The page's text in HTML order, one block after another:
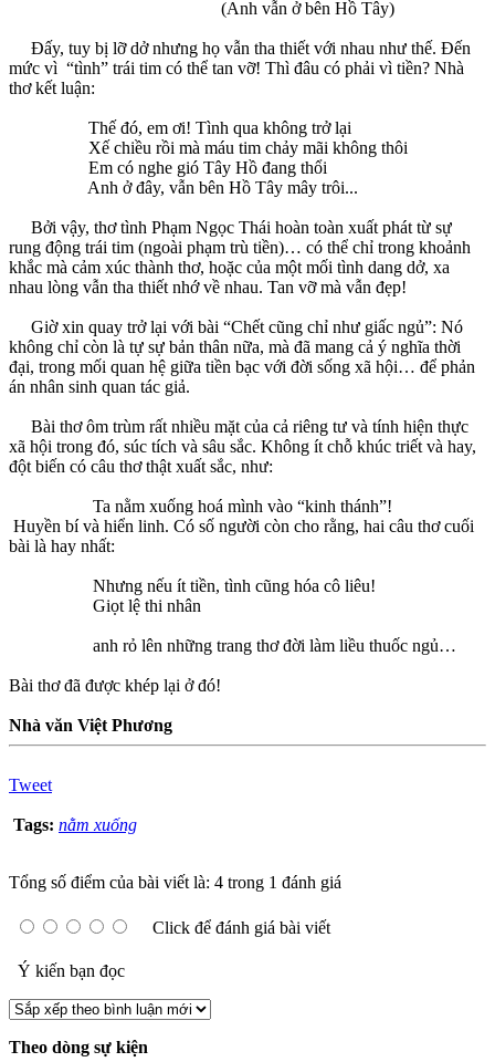
(Anh vẫn ở bên Hồ Tây)
Đấy, tuy bị lỡ dở nhưng họ vẫn tha thiết với nhau như thế. Đến
mức vì “tình” trái tim có thể tan vỡ! Thì đâu có phải vì tiền? Nhà
thơ kết luận:
Thế đó, em ơi! Tình qua không trở lại
Xế chiều rồi mà máu tim chảy mãi không thôi
Em có nghe gió Tây Hồ đang thổi
Anh ở đây, vẫn bên Hồ Tây mây trôi...
Bởi vậy, thơ tình Phạm Ngọc Thái hoàn toàn xuất phát từ sự
rung động trái tim (ngoài phạm trù tiền)… có thể chỉ trong khoảnh
khắc mà cảm xúc thành thơ, hoặc của một mối tình dang dở, xa
nhau lòng vẫn tha thiết nhớ về nhau. Tan vỡ mà vẫn đẹp!
Giờ xin quay trở lại với bài “Chết cũng chỉ như giấc ngủ”: Nó
không chỉ còn là tự sự bản thân nữa, mà đã mang cả ý nghĩa thời
đại, trong mối quan hệ giữa tiền bạc với đời sống xã hội… để phản
án nhân sinh quan tác giả.
Bài thơ ôm trùm rất nhiều mặt của cả riêng tư và tính hiện thực
xã hội trong đó, súc tích và sâu sắc. Không ít chỗ khúc triết và hay,
đột biến có câu thơ thật xuất sắc, như:
Ta nằm xuống hoá mình vào “kinh thánh”!
Huyền bí và hiển linh. Có số người còn cho rằng, hai câu thơ cuối
bài là hay nhất:
Nhưng nếu ít tiền, tình cũng hóa cô liêu!
Giọt lệ thi nhân
anh rỏ lên những trang thơ đời làm liều thuốc ngủ…
Bài thơ đã được khép lại ở đó!
Nhà văn Việt Phương
Tweet
Tags: nằm xuống
Tổng số điểm của bài viết là: 4 trong 1 đánh giá
Click để đánh giá bài viết
Ý kiến bạn đọc
Theo dòng sự kiện